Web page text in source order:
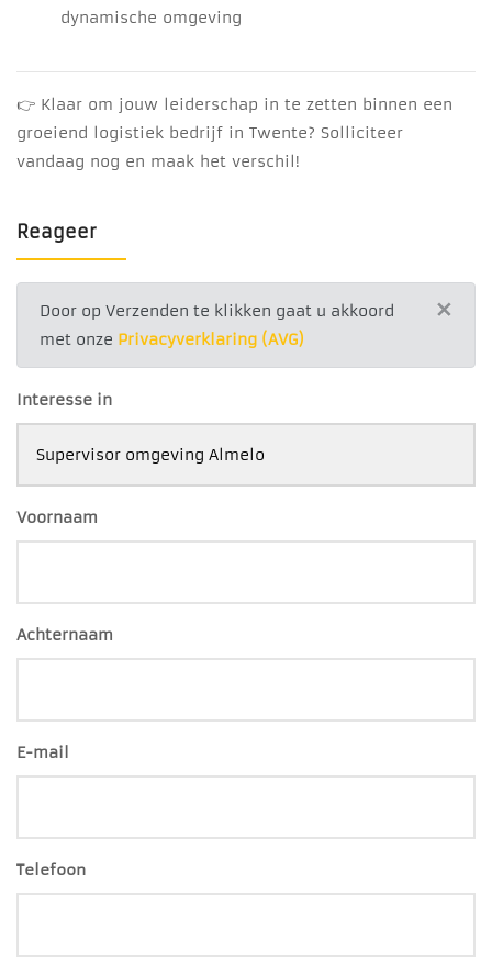
dynamische omgeving
👉 Klaar om jouw leiderschap in te zetten binnen een
groeiend logistiek bedrijf in Twente? Solliciteer
vandaag nog en maak het verschil!
Reageer
×
Door op Verzenden te klikken gaat u akkoord
met onze Privacyverklaring (AVG)
Interesse in
Voornaam
Achternaam
E-mail
Telefoon